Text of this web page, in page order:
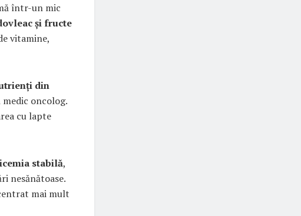
într-un mic
și fructe
vitamine,
din
medic oncolog.
cu lapte
stabilă,
nesănătoase.
mai mult